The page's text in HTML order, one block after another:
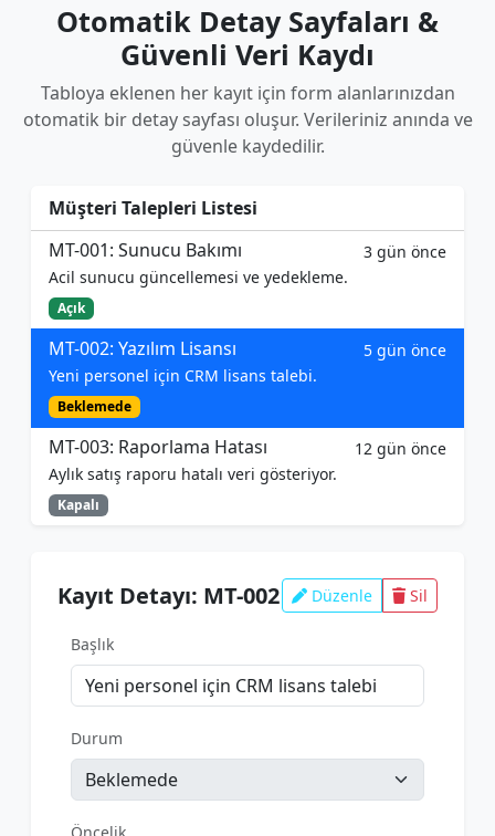
Otomatik Detay Sayfaları &
Güvenli Veri Kaydı
Tabloya eklenen her kayıt için form alanlarınızdan
otomatik bir detay sayfası oluşur. Verileriniz anında ve
güvenle kaydedilir.
Müşteri Talepleri Listesi
MT-001: Sunucu Bakımı
3 gün önce
Acil sunucu güncellemesi ve yedekleme.
Açık
MT-002: Yazılım Lisansı
5 gün önce
Yeni personel için CRM lisans talebi.
Beklemede
MT-003: Raporlama Hatası
12 gün önce
Aylık satış raporu hatalı veri gösteriyor.
Kapalı
Kayıt Detayı: MT-002 Düzenle Sil
Başlık
Durum